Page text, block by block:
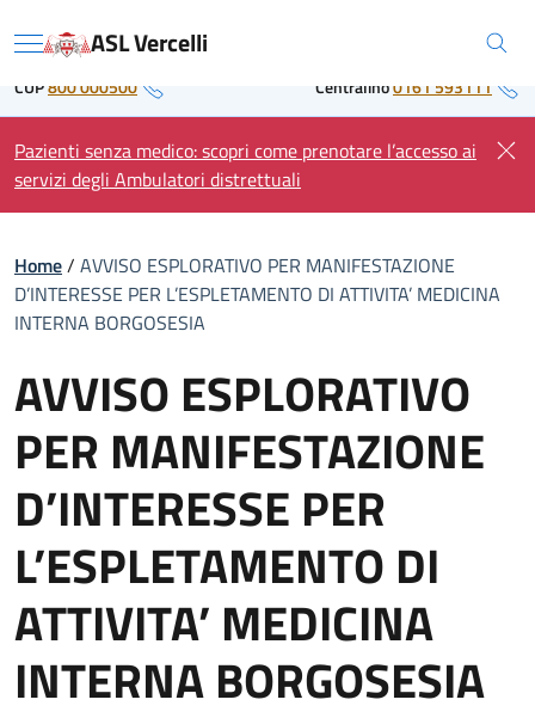
to Regione Piemonte
Menu ASL Vercelli
CUP800 000500 Centralino0161 593111
Pazienti senza medico: scopri come prenotare l’accesso ai
servizi degli Ambulatori distrettuali
Home/ AVVISO ESPLORATIVO PER MANIFESTAZIONE
D’INTERESSE PER L’ESPLETAMENTO DI ATTIVITA’ MEDICINA
INTERNA BORGOSESIA
AVVISO ESPLORATIVO
PER MANIFESTAZIONE
D’INTERESSE PER
L’ESPLETAMENTO DI
ATTIVITA’ MEDICINA
INTERNA BORGOSESIA